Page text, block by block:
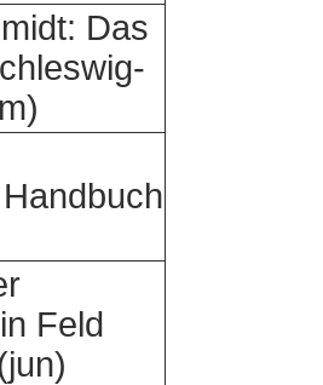
Das
Feld